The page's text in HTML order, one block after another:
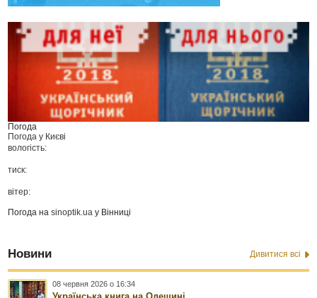
Погода
Погода у Києві
вологість:
тиск:
вітер:
Погода наsinoptik.ua у Вінниці
Новини Дивитися всі
08 червня 2026 о 16:34